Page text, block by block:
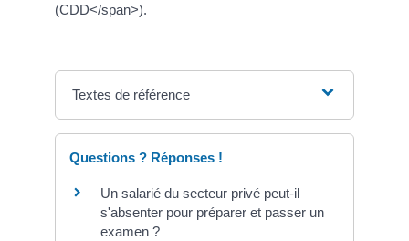
(CDD</span>).
Textes de référence
Questions ? Réponses !
Un salarié du secteur privé peut-il
s'absenter pour préparer et passer un
examen ?